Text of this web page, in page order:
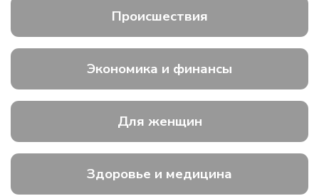
Происшествия
Экономика и финансы
Для женщин
Здоровье и медицина